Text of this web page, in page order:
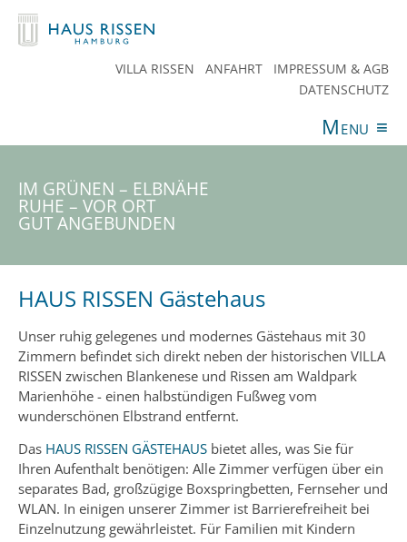
VILLA RISSEN ANFAHRT
IMPRESSUM & AGB
DATENSCHUTZ
Menu ≡
ANGEBOTE VERANSTALTUNGEN
AKTUELLES
SPENDEN
HAUS RISSEN
IM GRÜNEN – ELBNÄHE
RUHE – VOR ORT
GUT ANGEBUNDEN
HAUS RISSEN Gästehaus
Unser ruhig gelegenes und modernes Gästehaus mit 30
Zimmern befindet sich direkt neben der historischen VILLA
RISSEN zwischen Blankenese und Rissen am Waldpark
Marienhöhe - einen halbstündigen Fußweg vom
wunderschönen Elbstrand entfernt.
Das HAUS RISSEN GÄSTEHAUS bietet alles, was Sie für
Ihren Aufenthalt benötigen: Alle Zimmer verfügen über ein
separates Bad, großzügige Boxspringbetten, Fernseher und
WLAN. In einigen unserer Zimmer ist Barrierefreiheit bei
Einzelnutzung gewährleistet. Für Familien mit Kindern